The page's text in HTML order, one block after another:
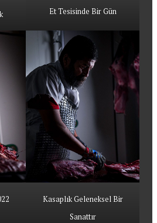
Et Tesisinde Bir Gün
Kasaplık Geleneksel Bir
Sanattır